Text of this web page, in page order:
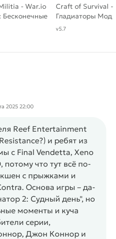
- War.io
Craft of Survival -
Гладиаторы Мод
(Один удар)
v5.7
2025 22:00
Reef Entertainment
и ребят из
с Final Vendetta, Xeno
потому что тут всё по-
с прыжками и
Основа игры – да-
2: Судный день", но
моменты и куча
серии,
Джон Коннор и